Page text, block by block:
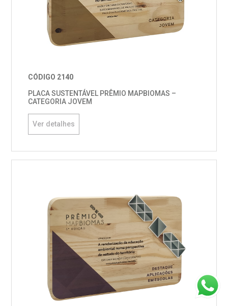
CÓDIGO 2140
PLACA SUSTENTÁVEL PRÊMIO MAPBIOMAS –
CATEGORIA JOVEM
Ver detalhes